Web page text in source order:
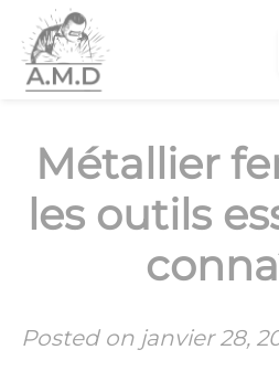
content
Métallier
les outils
Posted on janvier 28,